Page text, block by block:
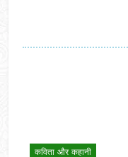
कविता और कहानी